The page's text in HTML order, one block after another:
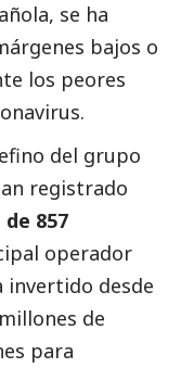
se ha
bajos o
los peores
del grupo
registrado
857
operador
invertido desde
de
para